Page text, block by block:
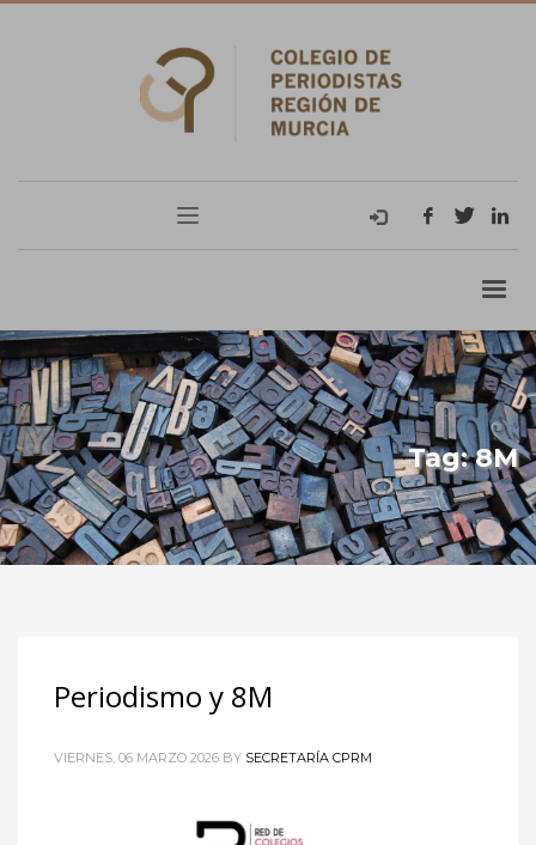
Tag: 8M
Periodismo y 8M
VIERNES, 06 MARZO 2026 BY SECRETARÍA CPRM